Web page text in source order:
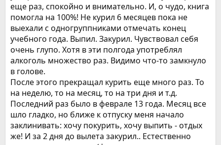
еще раз, спокойно и внимательно. И, о чудо, книга
помогла на 100%! Не курил 6 месяцев пока не
выехали с одногруппниками отмечать конец
учебного года. Выпил. Закурил. Чувствовал себя
очень глупо. Хотя в эти полгода употреблял
алкоголь множество раз. Видимо что-то замкнуло
в голове.
После этого прекращал курить еще много раз. То
на неделю, то на месяц, то на три дня и т.д.
Последний раз было в феврале 13 года. Месяц все
шло гладко, но ближе к отпуску меня начало
заклинивать: хочу покурить, хочу выпить - отдых
же! И за 2 дня до вылета закурил.. Естественно